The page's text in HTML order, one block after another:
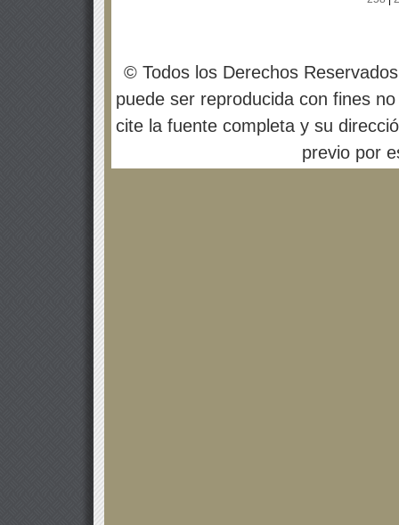
© Todos los Derechos
puede ser reproducida con fines
cite la fuente completa y su
previo por